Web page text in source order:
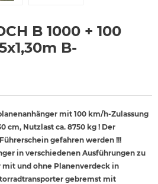
B 1000 + 100
B-
mit 100 km/h-Zulassung
cm, Nutzlast ca. 8750 kg ! Der
gefahren werden !!!
in verschiedenen Ausführungen zu
mit und ohne Planenverdeck in
gebremst mit